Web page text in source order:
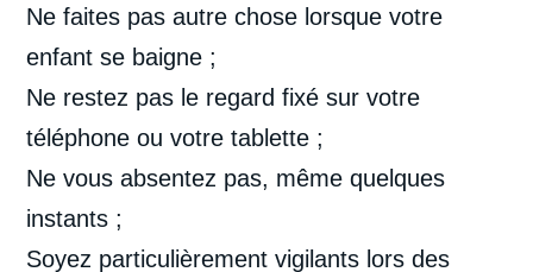
Ne faites pas autre chose lorsque votre
enfant se baigne ;
Ne restez pas le regard fixé sur votre
téléphone ou votre tablette ;
Ne vous absentez pas, même quelques
instants ;
Soyez particulièrement vigilants lors des